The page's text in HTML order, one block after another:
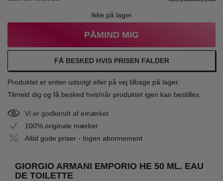
Ikke på lager
PÅMIND MIG
FÅ BESKED HVIS PRISEN FALDER
Produktet er enten udsolgt eller på vej tilbage på lager.
Tilmeld dig og få besked hvis/når produktet igen kan bestilles.
Vi er godkendt af emærket
100% originale mærker
Altid gode priser - Ingen abonnement
GIORGIO ARMANI EMPORIO HE 50 ML. EAU
DE TOILETTE